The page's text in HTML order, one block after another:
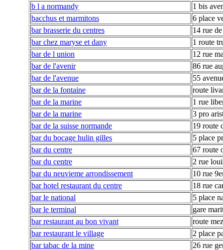
b l a normandy
1 bis
bacchus et marmitons
6 place
bar brasserie du centres
14 rue
bar chez maryse et dany
1 route
bar de l union
12 rue
bar de l'avenir
86 rue
bar de l'avenue
55
bar de la fontaine
route
bar de la marine
1 rue
bar de la marine
3 pro
bar de la suisse normande
19 route
bar du bocage hulin gilles
5 place
bar du centre
67 route
bar du centre
2 rue
bar du neuvieme arrondissement
10 rue
bar hotel restaurant du centre
18 rue
bar le national
5 place
bar le terminal
gare
bar restaurant au bon vivant
route
bar restaurant le village
2 place
bar tabac de la mine
26 rue